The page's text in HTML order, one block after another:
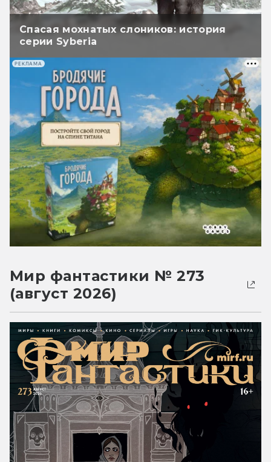
Спасая мохнатых слоников: история
серии Syberia
РЕКЛАМА
Мир фантастики № 273
(август 2026)